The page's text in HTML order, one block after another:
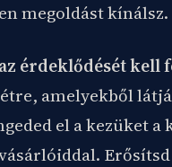
megoldást kínálsz.
érdeklődését kell
amelyekből
el a kezüket